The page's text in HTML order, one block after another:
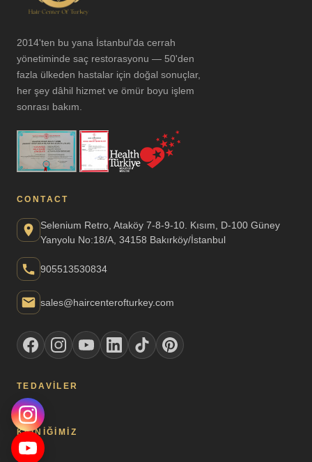
2014'ten bu yana İstanbul'da cerrah
yönetiminde saç restorasyonu — 50'den
fazla ülkeden hastalar için doğal sonuçlar,
her şey dâhil hizmet ve ömür boyu işlem
sonrası bakım.
CONTACT
Selenium Retro, Ataköy 7-8-9-10. Kısım, D-100 Güney
Yanyolu No:18/A, 34158 Bakırköy/İstanbul
905513530834
sales@haircenterofturkey.com
TEDAVILER
KLINIĞIMIZ